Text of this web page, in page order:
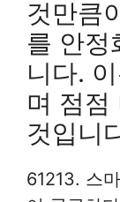
것만큼
를 안정
니다.
며 점점
것입니
61213. 스